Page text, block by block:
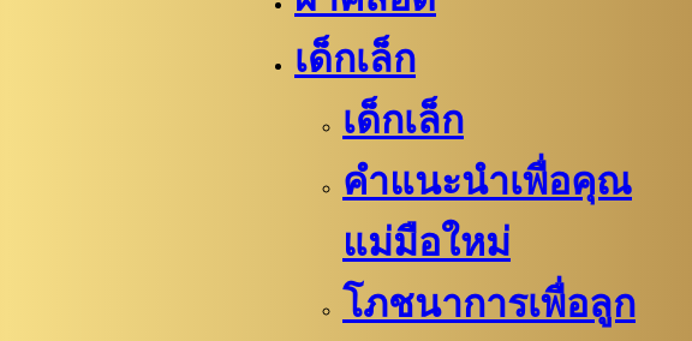
เด็กเล็ก
เด็กเล็ก
คำแนะนำเพื่อคุณ
แม่มือใหม่
โภชนาการเพื่อลูก